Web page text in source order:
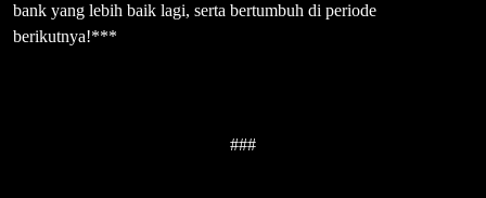
bank yang lebih baik lagi, serta bertumbuh di periode
berikutnya!***
###